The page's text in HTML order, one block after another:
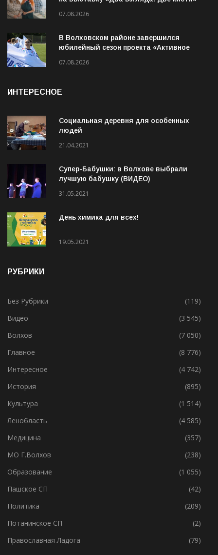
МВЦ «Пятнадцатый элемент» приглашает
07.08.2026
В Волховском районе завершился
Социальная деревня для особенных
21.04.2021
Супер-Бабушки: в Волхове выбрали
31.05.2021
День химика для всех!
Без Рубрики
(119)
Видео
(3 545)
Волхов
(7 050)
Главное
(8 776)
Интересное
(4 742)
История
(895)
Культура
(1 514)
Ленобласть
(4 585)
Медицина
(357)
МО Г.Волхов
(238)
Образование
(1 055)
Пашское СП
(42)
Политика
(209)
Потанинское СП
(2)